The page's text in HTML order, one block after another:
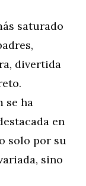
saturado
divertida
se ha
en
solo por su
sino